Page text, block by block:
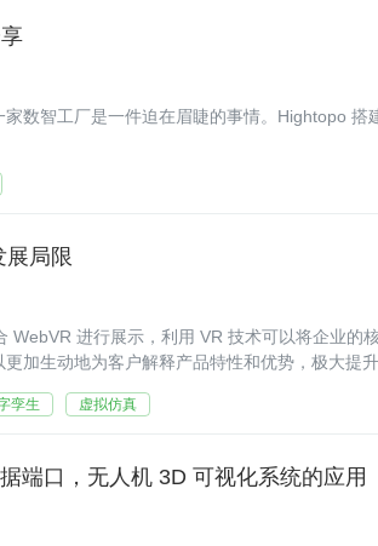
数智工厂是一件迫在眉睫的事情。Hightopo
局限
WebVR 进行展示，利用 VR 技术可以将企业的
加生动地为客户解释产品特性和优势，极大提升
孪生 虚拟仿真
端口，无人机 3D 可视化系统的应用